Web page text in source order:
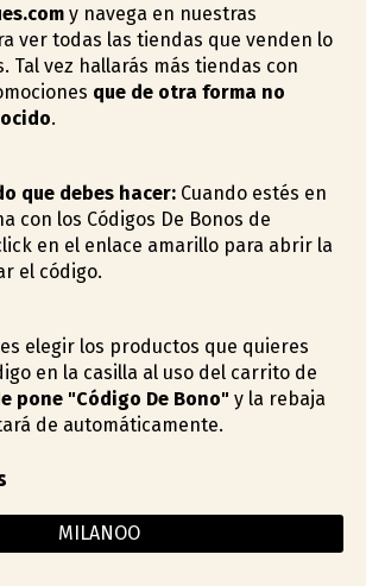
y navega en nuestras
ver todas las tiendas que venden lo
Tal vez hallarás más tiendas con
que de otra forma no
.
que debes hacer:Cuando estés en
con los Códigos De Bonos de
en el enlace amarillo para abrir la
el código.
elegir los productos que quieres
en la casilla al uso del carrito de
pone "Código De Bono"y la rebaja
de automáticamente.
MILANOO